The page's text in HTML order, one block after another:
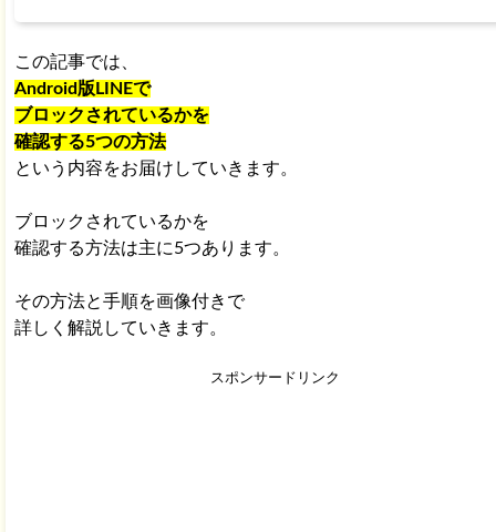
この記事では、
Android版LINEで
ブロックされているかを
確認する5つの方法
という内容をお届けしていきます。
ブロックされているかを
確認する方法は主に5つあります。
その方法と手順を画像付きで
詳しく解説していきます。
スポンサードリンク